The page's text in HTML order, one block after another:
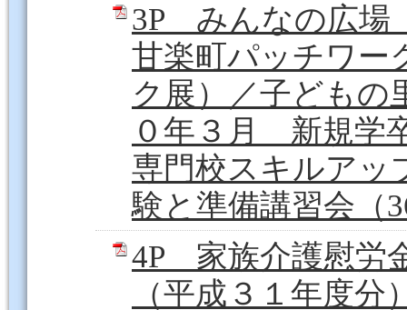
3P みんなの広場
甘楽町パッチワ
ク展）／子どもの
０年３月 新規学
専門校スキルアッ
験と準備講習会（
4P 家族介護慰労
（平成３１年度